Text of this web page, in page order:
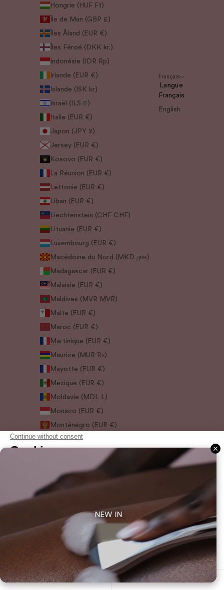
Hongrie (HUF Ft)
Île de Man (GBP £)
Îles Åland (EUR €)
Îles Féroé (DKK kr.)
Indonésie (IDR Rp)
Irlande (EUR €)
Islande (ISK kr)
Israël (ILS ₪)
Italie (EUR €)
Japon (JPY ¥)
Jersey (EUR €)
Kosovo (EUR €)
La Réunion (EUR €)
Lettonie (EUR €)
Liban (EUR €)
Liechtenstein (CHF CHF)
Lituanie (EUR €)
Luxembourg (EUR €)
Macédoine du Nord (MKD ден)
Madagascar (EUR €)
Malaisie (EUR €)
Maldives (MVR MVR)
Malte (EUR €)
Maroc (EUR €)
Martinique (EUR €)
Maurice (MUR ₨)
Mayotte (EUR €)
Mexique (EUR €)
Moldavie (MDL L)
Monaco (EUR €)
Monténégro (EUR €)
Norvège (EUR €)
Paraguay (PYG ₲)
Pays-Bas (EUR €)
Pérou (PEN S/)
Portugal (EUR €)
R.A.S. chinoise de Macao (EUR €)
Roumanie (RON Lei)
Royaume-Uni (GBP £)
Français
Langue
Français
English
NEW IN